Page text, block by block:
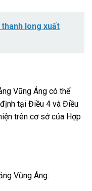
long xuất
Vũng Áng có thể
tại Điều 4 và Điều
trên cơ sở của Hợp
Vũng Áng: